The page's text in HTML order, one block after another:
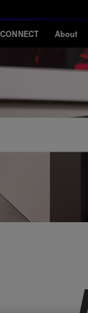
CONNECT About